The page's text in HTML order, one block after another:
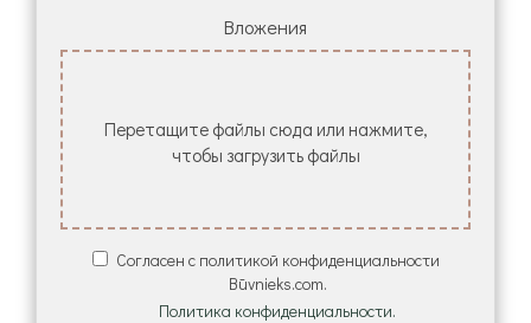
Вложения
Перетащите файлы сюда или нажмите,
чтобы загрузить файлы
Согласен с политикой конфиденциальности
Būvnieks.com.
Политика конфиденциальности.